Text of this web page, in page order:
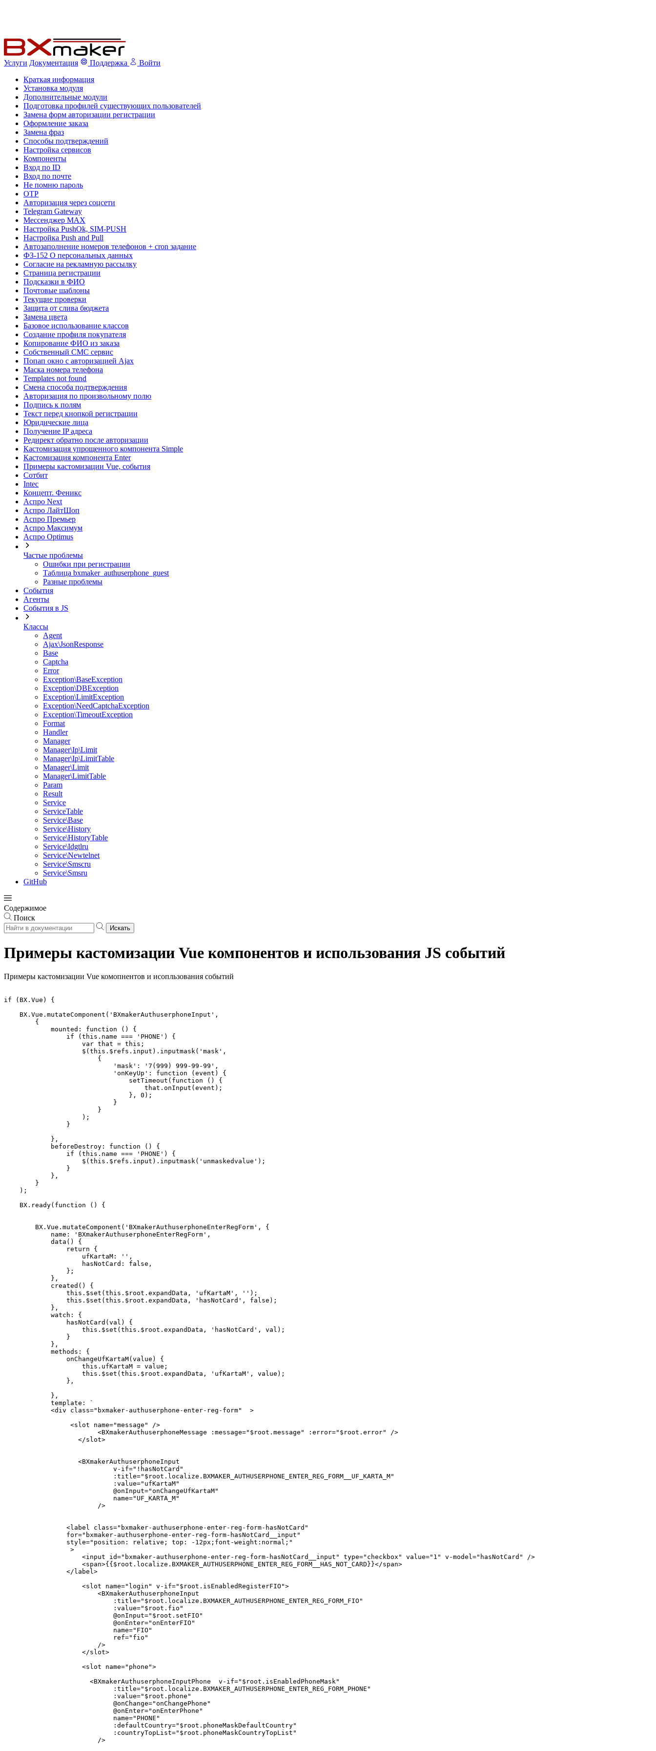
Услуги Документация Поддержка
Войти
Краткая информация
Установка модуля
Дополнительные модули
Подготовка профилей существующих пользователей
Замена форм авторизации регистрации
Оформление заказа
Замена фраз
Способы подтверждений
Настройка сервисов
Компоненты
Вход по ID
Вход по почте
Не помню пароль
OTP
Авторизация через соцсети
Telegram Gateway
Мессенджер MAX
Настройка PushOk, SIM-PUSH
Настройка Push and Pull
Автозаполнение номеров телефонов + cron задание
ФЗ-152 О персональных данных
Согласие на рекламную рассылку
Страница регистрации
Подсказки в ФИО
Почтовые шаблоны
Текущие проверки
Защита от слива бюджета
Замена цвета
Базовое использование классов
Создание профиля покупателя
Копирование ФИО из заказа
Собственный СМС сервис
Попап окно с авторизацией Ajax
Маска номера телефона
Templates not found
Смена способа подтверждения
Авторизация по произвольному полю
Подпись к полям
Текст перед кнопкой регистрации
Юридические лица
Получение IP адреса
Редирект обратно после авторизации
Кастомизация упрощенного компонента Simple
Кастомизация компонента Enter
Примеры кастомизации Vue, события
Сотбит
Intec
Концепт. Феникс
Аспро Next
Аспро ЛайтШоп
Аспро Премьер
Аспро Максимум
Аспро Optimus
Частые проблемы
Ошибки при регистрации
Таблица bxmaker_authuserphone_guest
Разные проблемы
События
Агенты
События в JS
Классы
Agent
Ajax\JsonResponse
Base
Captcha
Error
Exception\BaseException
Exception\DBException
Exception\LimitException
Exception\NeedCaptchaException
Exception\TimeoutException
Format
Handler
Manager
Manager\Ip\Limit
Manager\Ip\LimitTable
Manager\Limit
Manager\LimitTable
Param
Result
Service
ServiceTable
Service\Base
Service\History
Service\HistoryTable
Service\Idgtlru
Service\Newtelnet
Service\Smscru
Service\Smsru
GitHub
Содержимое
Поиск
Искать
Примеры кастомизации Vue компонентов и использования JS событий
Примеры кастомизации Vue комопнентов и исопльзования событий